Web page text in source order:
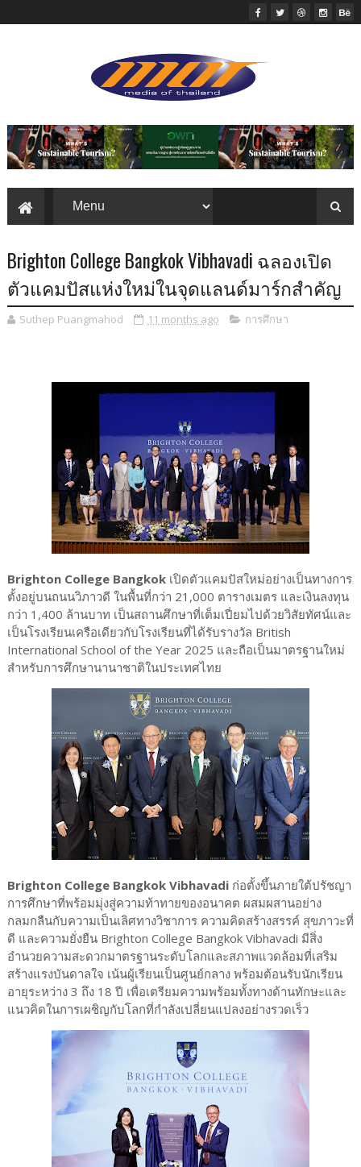
Brighton College Bangkok Vibhavadi ฉลองเปิด
ตัวแคมปัสแห่งใหม่ในจุดแลนด์มาร์กสำคัญ
Suthep Puangmahod 11 months ago การศึกษา
Brighton College Bangkok เปิดตัวแคมปัสใหม่อย่างเป็นทางการ
ตั้งอยู่บนถนนวิภาวดี ในพื้นที่กว่า 21,000 ตารางเมตร และเงินลงทุน
กว่า 1,400 ล้านบาท เป็นสถานศึกษาที่เต็มเปี่ยมไปด้วยวิสัยทัศน์และ
เป็นโรงเรียนเครือเดียวกับโรงเรียนที่ได้รับรางวัล British
International School of the Year 2025 และถือเป็นมาตรฐานใหม่
สำหรับการศึกษานานาชาติในประเทศไทย
Brighton College Bangkok Vibhavadiก่อตั้งขึ้นภายใต้ปรัชญา
การศึกษาที่พร้อมมุ่งสู่ความท้าทายของอนาคต ผสมผสานอย่าง
กลมกลืนกับความเป็นเลิศทางวิชาการ ความคิดสร้างสรรค์ สุขภาวะที่
ดี และความยั่งยืน Brighton College Bangkok Vibhavadi มีสิ่ง
อำนวยความสะดวกมาตรฐานระดับโลกและสภาพแวดล้อมที่เสริม
สร้างแรงบันดาลใจ เน้นผู้เรียนเป็นศูนย์กลาง พร้อมต้อนรับนักเรียน
อายุระหว่าง 3 ถึง 18 ปี เพื่อเตรียมความพร้อมทั้งทางด้านทักษะและ
แนวคิดในการเผชิญกับโลกที่กำลังเปลี่ยนแปลงอย่างรวดเร็ว